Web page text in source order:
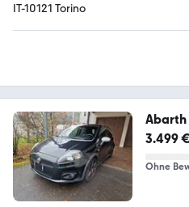
IT-10121 Torino
Abarth
3.499
Ohne